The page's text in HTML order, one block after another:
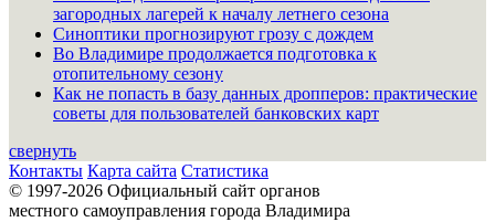
загородных лагерей к началу летнего сезона
Синоптики прогнозируют грозу с дождем
Во Владимире продолжается подготовка к
отопительному сезону
Как не попасть в базу данных дропперов: практические
советы для пользователей банковских карт
свернуть
Контакты Карта сайта Статистика
© 1997-2026 Официальный сайт органов
местного самоуправления города Владимира